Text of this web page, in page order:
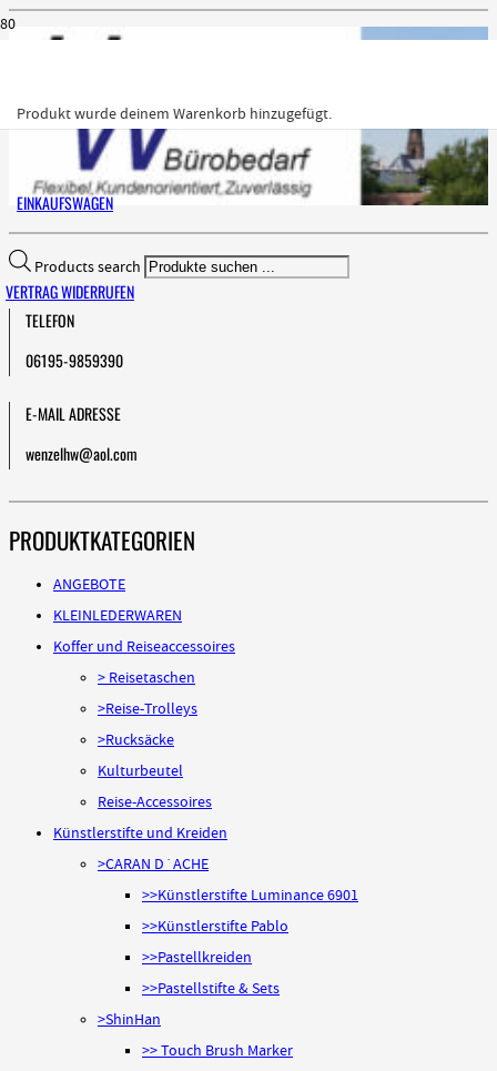
Produktwurde deinem Warenkorb hinzugefügt.
EINKAUFSWAGEN
VERTRAG WIDERRUFEN
Products search
TELEFON
06195-9859390
E-MAIL ADRESSE
wenzelhw@aol.com
PRODUKTKATEGORIEN
ANGEBOTE
KLEINLEDERWAREN
Koffer und Reiseaccessoires
> Reisetaschen
>Reise-Trolleys
>Rucksäcke
Kulturbeutel
Reise-Accessoires
Künstlerstifte und Kreiden
>CARAN D´ACHE
>>Künstlerstifte Luminance 6901
>>Künstlerstifte Pablo
>>Pastellkreiden
>>Pastellstifte & Sets
>ShinHan
>> Touch Brush Marker